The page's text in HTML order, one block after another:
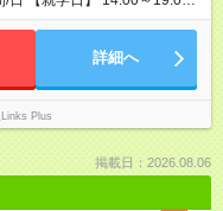
⭐週2日～＆1日3ｈ～ ⭐希
方 14：00～19：00 14：00
詳細へ
Plus
掲載日：2026.08.06